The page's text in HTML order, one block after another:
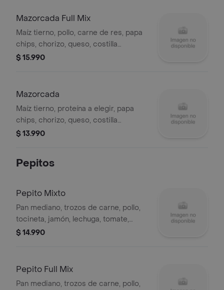
Mazorcada Full Mix
Maíz tierno, pollo, carne de res, papa
chips, chorizo, queso, costilla
ahumada, salchicha y salsa de la casa.
$ 15.990
Mazorcada
Maíz tierno, proteína a elegir, papa
chips, chorizo, queso, costilla
ahumada, salchicha y salsa de la casa.
$ 13.990
Pepitos
Pepito Mixto
Pan mediano, trozos de carne, pollo,
tocineta, jamón, lechuga, tomate,
salsas de la casa, aguacate y queso.
$ 14.990
Pepito Full Mix
Pan mediano, trozos de carne, pollo,